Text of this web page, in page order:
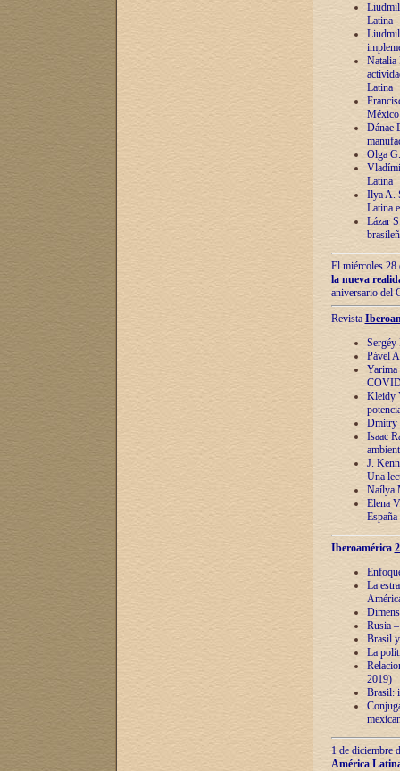
Latina
Natalia
Latina
México
Dánae
Olga
Latina
Ilya A.
Latina
Lázar
El miércoles 28
la nueva
aniversario del
Revista
Sergéy
Pável
Yarima
Kleidy
Dmitry
Isaac
J.
Una
Naílya
Elena
España
Iberoamérica
La
Rusia
Brasil
La
2019)
Brasil:
1 de diciembre
América